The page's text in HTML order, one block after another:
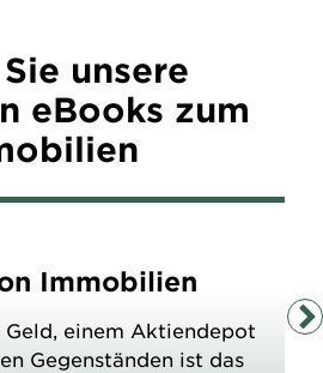
unsere
eBooks zum
Immobilien
einem Aktiendepot
Gegenständen ist das